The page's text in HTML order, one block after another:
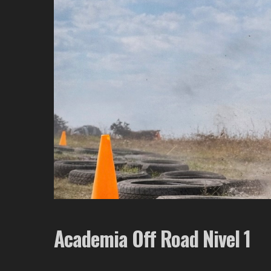
Academia Off Road Nivel 1